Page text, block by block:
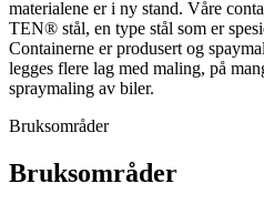
materialene er i ny stand. Våre
TEN® stål, en type stål som er
Containerne er produsert og
legges flere lag med maling, på
spraymaling av biler.
Bruksområder
Bruksområder